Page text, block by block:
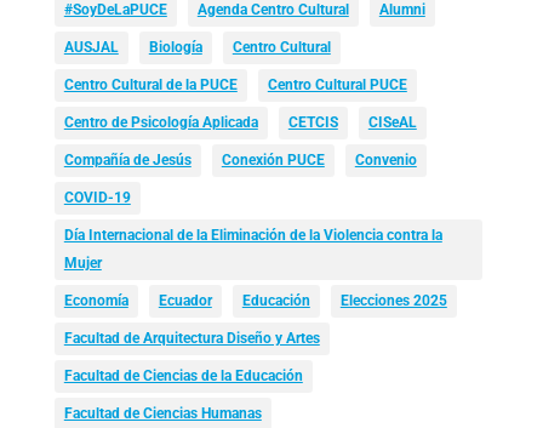
#SoyDeLaPUCE Agenda Centro Cultural Alumni
AUSJAL Biología Centro Cultural
Centro Cultural de la PUCE Centro Cultural PUCE
Centro de Psicología Aplicada CETCIS CISeAL
Compañía de Jesús Conexión PUCE Convenio
COVID-19
Día Internacional de la Eliminación de la Violencia contra la
Mujer
Economía Ecuador Educación Elecciones 2025
Facultad de Arquitectura Diseño y Artes
Facultad de Ciencias de la Educación
Facultad de Ciencias Humanas